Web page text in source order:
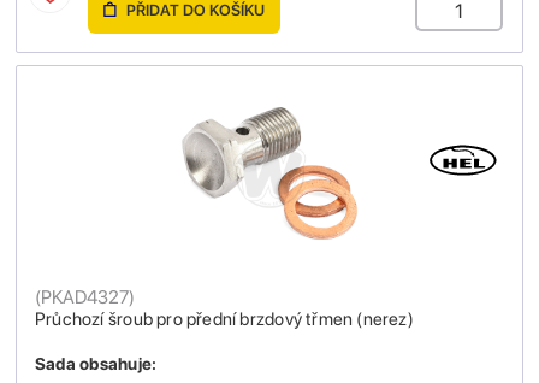
PŘIDAT DO KOŠÍKU
Průchozí šroub pro přední brzdový třmen (nerez)
(PKAD4327)
Sada obsahuje: